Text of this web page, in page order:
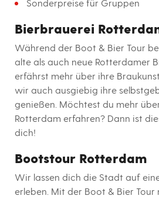
Sonderpreise für Gruppen
Bierbrauerei
Während der Boot & Bier Tour
alte als auch neue Rotterdamer
erfährst mehr über ihre
wir auch ausgiebig ihre
genießen. Möchtest du mehr
Rotterdam erfahren? Dann ist
dich!
Bootstour Rotterdam
Wir lassen dich die Stadt auf
erleben. Mit der Boot & Bier Tour